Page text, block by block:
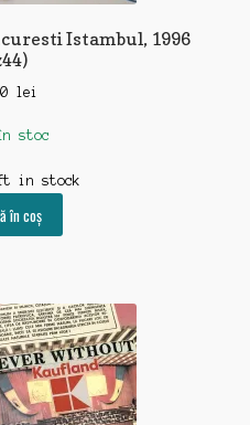
Istambul, 1996
lei
stoc
in stock
în coș